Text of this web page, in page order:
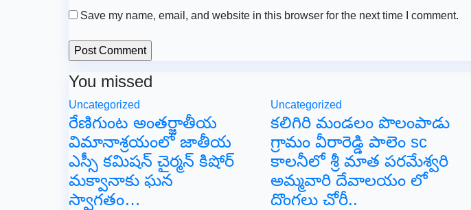
Save my name, email, and website in this browser for the next time I comment.
You missed
Uncategorized
రేణిగుంట అంతర్జాతీయ
విమానాశ్రయంలో జాతీయ
ఎస్సీ కమిషన్ చైర్మన్ కిషోర్
మక్వానాకు ఘన
స్వాగతం…​
Uncategorized
కలిగిరి మండలం పొలంపాడు
గ్రామం వీరారెడ్డి పాలెం sc
కాలనీలో శ్రీ మాత పరమేశ్వరి
అమ్మవారి దేవాలయం లో
దొంగలు చోరీ..